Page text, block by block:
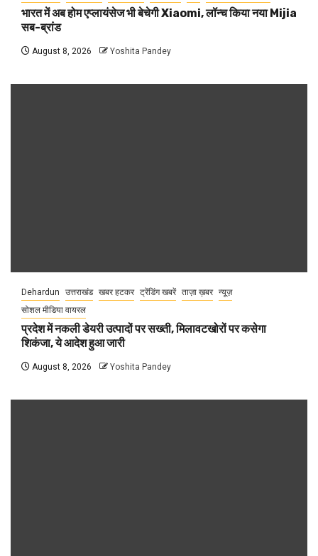
भारत में अब होम एप्लायंसेज भी बेचेगी Xiaomi, लॉन्च किया नया Mijia
सब-ब्रांड
August 8, 2026 Yoshita Pandey
Dehardun उत्तराखंड खबर हटकर ट्रेंडिंग खबरें ताज़ा ख़बर न्यूज़
सोशल मीडिया वायरल
प्रदेश में नकली डेयरी उत्पादों पर सख्ती, मिलावटखोरों पर कसेगा
शिकंजा, ये आदेश हुआ जारी
August 8, 2026 Yoshita Pandey